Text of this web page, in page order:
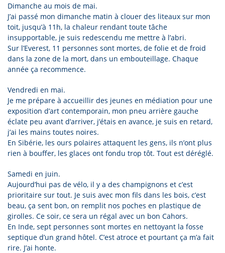
Dimanche au mois de mai.
J’ai passé mon dimanche matin à clouer des liteaux sur mon
toit, jusqu’à 11h, la chaleur rendant toute tâche
insupportable, je suis redescendu me mettre à l’abri.
Sur l’Everest, 11 personnes sont mortes, de folie et de froid
dans la zone de la mort, dans un embouteillage. Chaque
année ça recommence.
Vendredi en mai.
Je me prépare à accueillir des jeunes en médiation pour une
exposition d’art contemporain, mon pneu arrière gauche
éclate peu avant d’arriver, j’étais en avance, je suis en retard,
j’ai les mains toutes noires.
En Sibérie, les ours polaires attaquent les gens, ils n’ont plus
rien à bouffer, les glaces ont fondu trop tôt. Tout est déréglé.
Samedi en juin.
Aujourd’hui pas de vélo, il y a des champignons et c’est
prioritaire sur tout. Je suis avec mon fils dans les bois, c’est
beau, ça sent bon, on remplit nos poches en plastique de
girolles. Ce soir, ce sera un régal avec un bon Cahors.
En Inde, sept personnes sont mortes en nettoyant la fosse
septique d’un grand hôtel. C’est atroce et pourtant ça m’a fait
rire. J’ai honte.